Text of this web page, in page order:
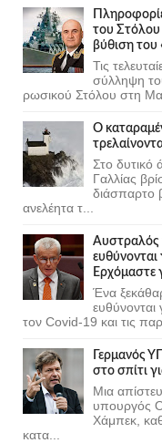
του
βύθιση του
Τις
σύλληψη
ρωσικού Στόλου στη
Ο
Στο δυτικό
Γαλλίας
διάσπαρτο
ανελέητα τ...
Αυστραλός
ευθύνονται
Ερχόμαστε
Ένα
ευθύνονται
τον Covid-19 και τις
Γερμανός
στο σπίτι
Μια
υπουργός
Χάμπεκ,
κατα...